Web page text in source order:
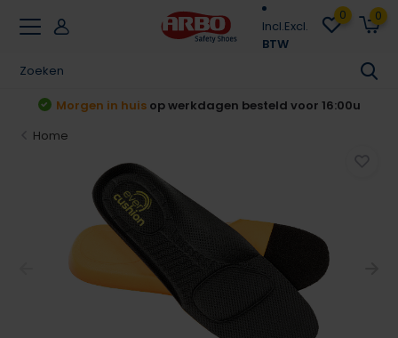
Incl.Excl.
BTW
0 0
Morgen in huis op werkdagen besteld voor 16:00u
Home